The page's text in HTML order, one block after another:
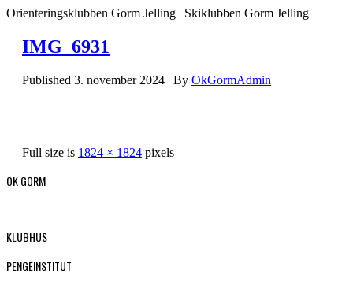
Orienteringsklubben Gorm Jelling | Skiklubben Gorm Jelling
IMG_6931
Published 3. november 2024 | By OkGormAdmin
Full size is 1824 × 1824 pixels
OK GORM
KLUBHUS
PENGEINSTITUT